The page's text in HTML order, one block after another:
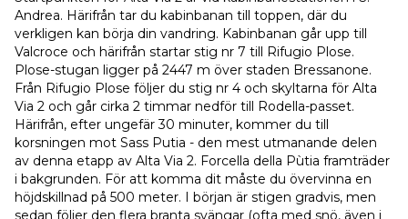
Andrea. Härifrån tar du kabinbanan till toppen, där du
verkligen kan börja din vandring. Kabinbanan går upp till
Valcroce och härifrån startar stig nr 7 till Rifugio Plose.
Plose-stugan ligger på 2447 m över staden Bressanone.
Från Rifugio Plose följer du stig nr 4 och skyltarna för Alta
Via 2 och går cirka 2 timmar nedför till Rodella-passet.
Härifrån, efter ungefär 30 minuter, kommer du till
korsningen mot Sass Putia - den mest utmanande delen
av denna etapp av Alta Via 2. Forcella della Pùtia framträder
i bakgrunden. För att komma dit måste du övervinna en
höjdskillnad på 500 meter. I början är stigen gradvis, men
sedan följer den flera branta svängar (ofta med snö, även i